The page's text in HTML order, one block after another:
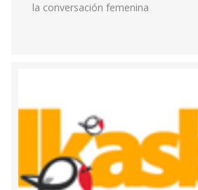
la conversación femenina